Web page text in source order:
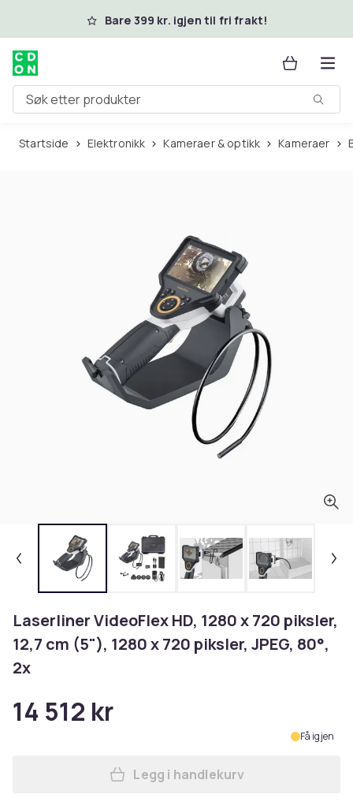
Hopp til hovedinnholdBare 399 kr. igjen til fri frakt!
Søk etter produkter
Startside Elektronikk Kameraer & optikk Kameraer
Laserliner VideoFlex HD, 1280 x 720 piksler,
12,7 cm (5"), 1280 x 720 piksler, JPEG, 80°,
2x
14 512 kr
Få igjen
Legg Laserliner VideoFlex
Legg i handlekurv